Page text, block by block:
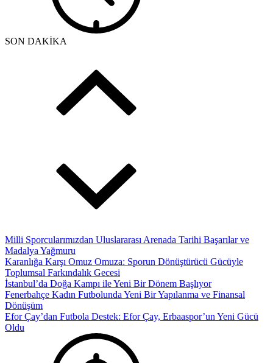
SON DAKİKA
Milli Sporcularımızdan Uluslararası Arenada Tarihi Başarılar ve
Madalya Yağmuru
Karanlığa Karşı Omuz Omuza: Sporun Dönüştürücü Gücüyle
Toplumsal Farkındalık Gecesi
İstanbul’da Doğa Kampı ile Yeni Bir Dönem Başlıyor
Fenerbahçe Kadın Futbolunda Yeni Bir Yapılanma ve Finansal
Dönüşüm
Efor Çay’dan Futbola Destek: Efor Çay, Erbaaspor’un Yeni Gücü
Oldu